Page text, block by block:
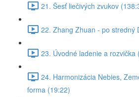
21. Šesť liečivých zvukov
22. Zhang Zhuan - po stredný
23. Úvodné ladenie a rozvička
24. Harmonizácia Nebies,
forma (19:22)